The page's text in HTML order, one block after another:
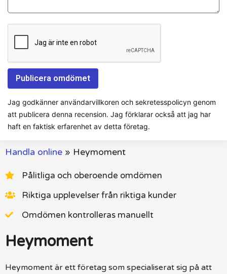
Jag godkänner användarvillkoren och sekretesspolicyn genom
att publicera denna recension. Jag förklarar också att jag har
haft en faktisk erfarenhet av detta företag.
Handla online » Heymoment
Pålitliga och oberoende omdömen
Riktiga upplevelser från riktiga kunder
Omdömen kontrolleras manuellt
Heymoment
Heymoment är ett företag som specialiserat sig på att